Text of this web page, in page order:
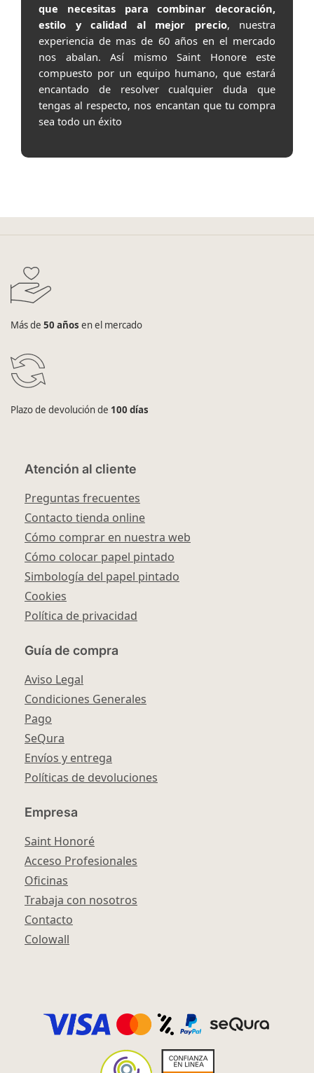
que necesitas para combinar decoración,
estilo y calidad al mejor precio, nuestra
experiencia de mas de 60 años en el mercado
nos abalan. Así mismo Saint Honore este
compuesto por un equipo humano, que estará
encantado de resolver cualquier duda que
tengas al respecto, nos encantan que tu compra
sea todo un éxito
Más de 50 años en el mercado
Plazo de devolución de 100 días
Atención al cliente
Preguntas frecuentes
Contacto tienda online
Cómo comprar en nuestra web
Cómo colocar papel pintado
Simbología del papel pintado
Cookies
Política de privacidad
Guía de compra
Aviso Legal
Condiciones Generales
Pago
SeQura
Envíos y entrega
Políticas de devoluciones
Empresa
Saint Honoré
Acceso Profesionales
Oficinas
Trabaja con nosotros
Contacto
Colowall